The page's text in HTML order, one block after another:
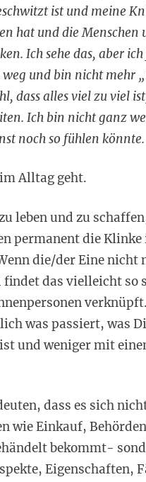
ist und meine
hat und die Menschen
Ich sehe das, aber
und bin nicht mehr
dass alles viel zu viel
Ich bin nicht ganz
noch so fühlen könnte.
Alltag geht.
leben und zu
permanent die Klinke
die/der Eine nicht
das vielleicht so
was passiert, was
und weniger mit
dass es sich
wie Einkauf,
bekommt-
Eigenschaften,